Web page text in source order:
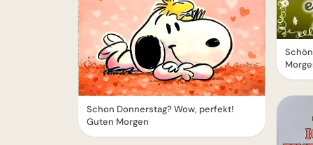
Schon Donnerstag? Wow, perfekt!
Guten Morgen